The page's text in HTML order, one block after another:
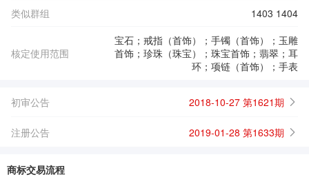
类似群组
1403 1404
核定使用范围
宝石；戒指（首饰）；手镯（首饰）；玉雕
首饰；珍珠（珠宝）；珠宝首饰；翡翠；耳
环；项链（首饰）；手表
初审公告 2018-10-27 第1621期
注册公告 2019-01-28 第1633期
商标交易流程